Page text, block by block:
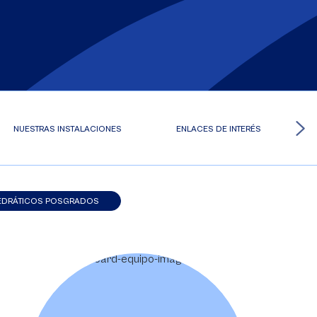
NUESTRAS INSTALACIONES ENLACES DE INTERÉS
POSGRADOS